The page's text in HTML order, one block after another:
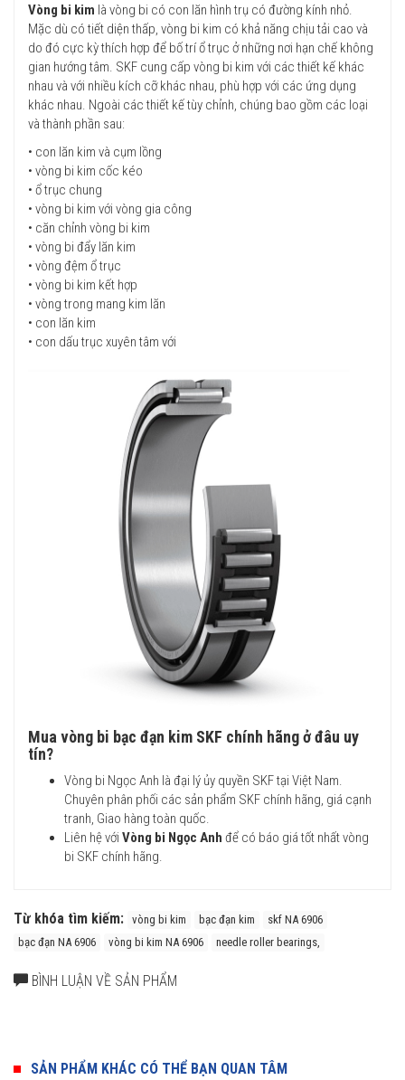
Vòng bi kim là vòng bi có con lăn hình trụ có đường kính nhỏ.
Mặc dù có tiết diện thấp, vòng bi kim có khả năng chịu tải cao và
do đó cực kỳ thích hợp để bố trí ổ trục ở những nơi hạn chế không
gian hướng tâm. SKF cung cấp vòng bi kim với các thiết kế khác
nhau và với nhiều kích cỡ khác nhau, phù hợp với các ứng dụng
khác nhau. Ngoài các thiết kế tùy chỉnh, chúng bao gồm các loại
và thành phần sau:
• con lăn kim và cụm lồng
• vòng bi kim cốc kéo
• ổ trục chung
• vòng bi kim với vòng gia công
• căn chỉnh vòng bi kim
• vòng bi đẩy lăn kim
• vòng đệm ổ trục
• vòng bi kim kết hợp
• vòng trong mang kim lăn
• con lăn kim
• con dấu trục xuyên tâm với
Mua vòng bi bạc đạn kim SKF chính hãng ở đâu uy
tín?
Vòng bi Ngọc Anh là đại lý ủy quyền SKF tại Việt Nam.
Chuyên phân phối các sản phẩm SKF chính hãng, giá cạnh
tranh, Giao hàng toàn quốc.
Liên hệ với Vòng bi Ngọc Anh để có báo giá tốt nhất vòng
bi SKF chính hãng.
Từ khóa tìm kiếm: vòng bi kim bạc đạn kim
skf NA 6906
bạc đạn NA 6906
vòng bi kim NA 6906 needle roller bearings,
BÌNH LUẬN VỀ SẢN PHẨM
SẢN PHẨM KHÁC CÓ THỂ BẠN QUAN TÂM